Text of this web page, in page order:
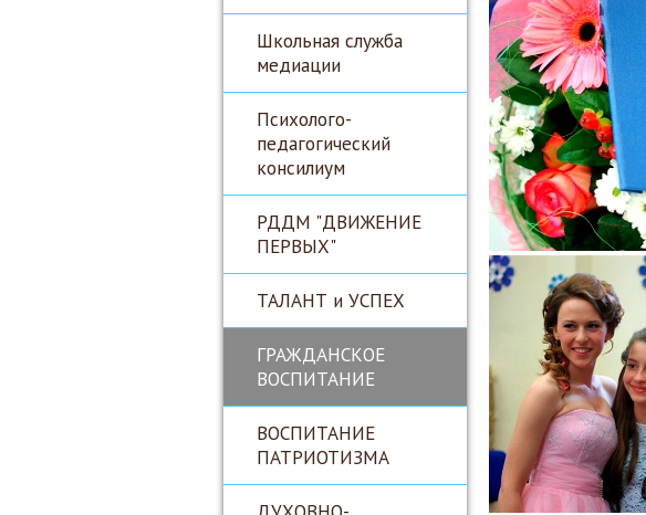
Школьная служба
медиации
Психолого-
педагогический
консилиум
РДДМ "ДВИЖЕНИЕ
ПЕРВЫХ"
ТАЛАНТ и УСПЕХ
ГРАЖДАНСКОЕ
ВОСПИТАНИЕ
ВОСПИТАНИЕ
ПАТРИОТИЗМА